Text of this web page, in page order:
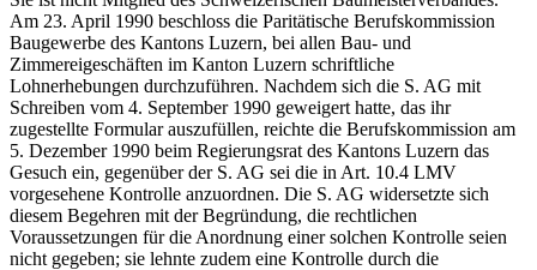
Am 23. April 1990 beschloss die Paritätische Berufskommission
Baugewerbe des Kantons Luzern, bei allen Bau- und
Zimmereigeschäften im Kanton Luzern schriftliche
Lohnerhebungen durchzuführen. Nachdem sich die S. AG mit
Schreiben vom 4. September 1990 geweigert hatte, das ihr
zugestellte Formular auszufüllen, reichte die Berufskommission am
5. Dezember 1990 beim Regierungsrat des Kantons Luzern das
Gesuch ein, gegenüber der S. AG sei die in Art. 10.4 LMV
vorgesehene Kontrolle anzuordnen. Die S. AG widersetzte sich
diesem Begehren mit der Begründung, die rechtlichen
Voraussetzungen für die Anordnung einer solchen Kontrolle seien
nicht gegeben; sie lehnte zudem eine Kontrolle durch die